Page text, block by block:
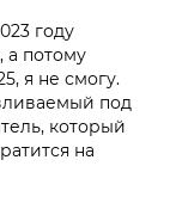
году
а потому
я не смогу.
под
который
на